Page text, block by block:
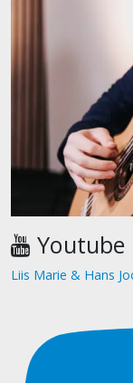
Youtube
Liis Marie & Hans